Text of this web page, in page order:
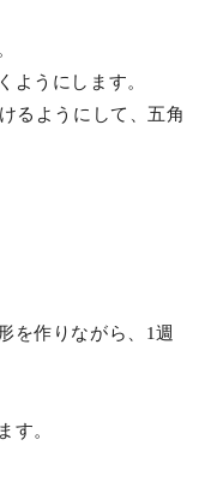
ようにします。
るようにして、五角
を作りながら、1週
す。